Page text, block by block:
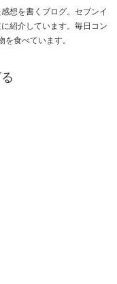
想を書くブログ。セブンイ
紹介しています。毎日コン
食べています。